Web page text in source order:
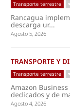
Transporte terrestre
Rancagua
descarga ur...
Agosto 5, 2026
TRANSPORTE Y
Transporte terrestre
Amazon
dedicados y de
Agosto 4, 2026